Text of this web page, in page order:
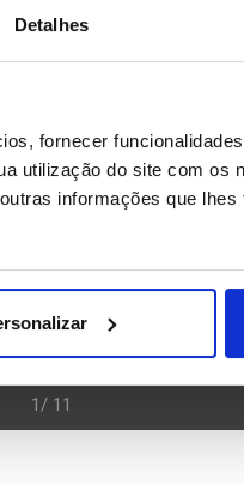
Detalhes
fornecer
utilização do site com os
informações que
FRANCK ROBICHON
1/ 11